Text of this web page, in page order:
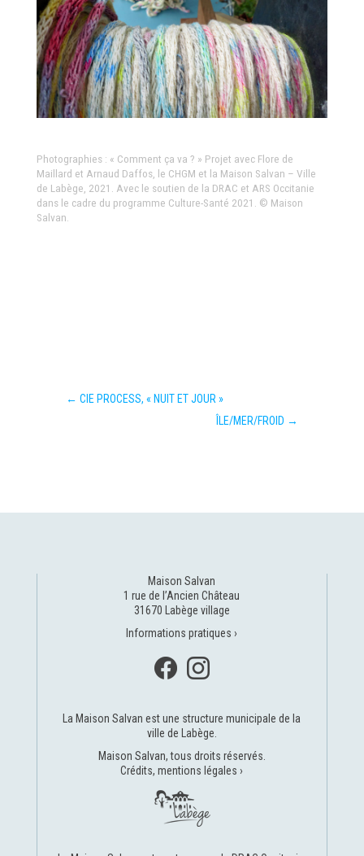
Photographies : « Comment ça va ? » Projet avec Flore de
Maillard et Arnaud Daffos, le CHGM et la Maison Salvan – Ville
de Labège, 2021. Avec le soutien de la DRAC et ARS Occitanie
dans le cadre du programme Culture-Santé 2021. © Maison
Salvan.
← CIE PROCESS, « NUIT ET JOUR »
ÎLE/MER/FROID →
Maison Salvan
1 rue de l’Ancien Château
31670 Labège village
Informations pratiques ›
La Maison Salvan est une structure municipale de la
ville de Labège.
Maison Salvan, tous droits réservés.
Crédits, mentions légales ›